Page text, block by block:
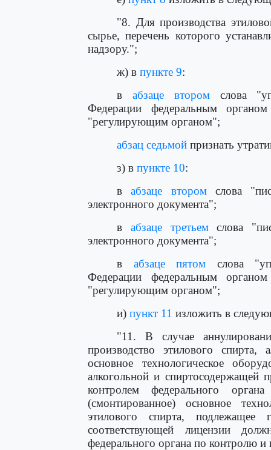
"8. Для производства
сырье, перечень которого
надзору.";
ж) в пункте 9:
в абзаце второмслова
Федерации федеральным
"регулирующим органом";
абзац седьмой признать
з) в пункте 10:
вабзаце второмслова
электронного документа";
в абзаце третьемслова
электронного документа";
в абзаце пятом слова
Федерации федеральным
"регулирующим органом";
и) пункт 11 изложить в
"11. В случае
производство этилового спирта,
основное технологическое
алкогольной и спиртосодержащей
контролем федерального
(смонтированное) основное
этилового спирта, подлежащее
соответствующей лицензии
федерального органа по контролю и